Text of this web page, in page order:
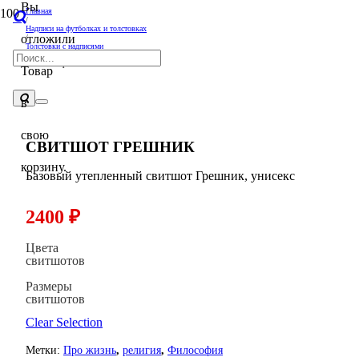
Вы
отложили
Товар
в
свою
корзину.
Главная
/
Надписи на футболках и толстовках
/
Толстовки с надписями
/
Свитшот Грешник
СВИТШОТ ГРЕШНИК
Базовый утепленный свитшот Грешник, унисекс
2400 ₽
Цвета
свитшотов
Размеры
свитшотов
Clear Selection
Метки: Про жизнь, религия, Философия